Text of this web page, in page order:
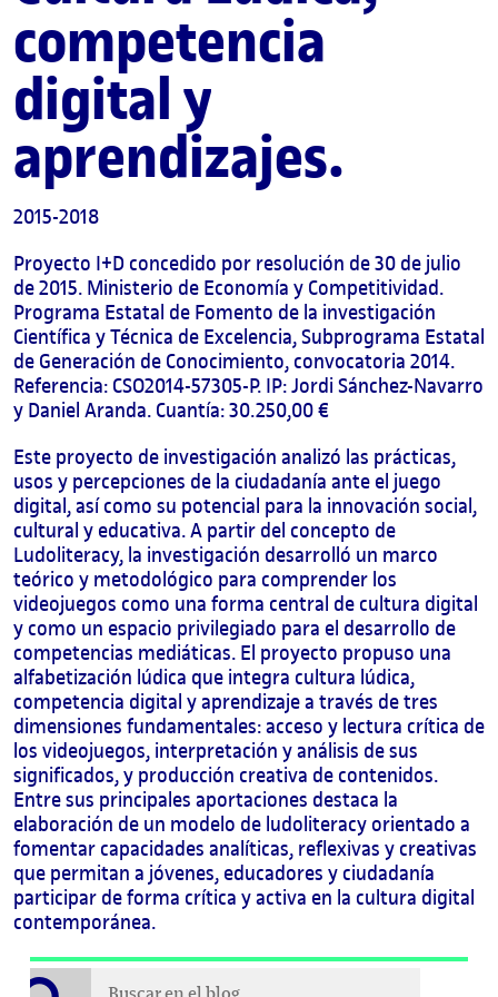
UOC Alumni
UOC Media
ES
competencia
digital y
aprendizajes.
2015-2018
Proyecto I+D concedido por resolución de 30 de julio
de 2015. Ministerio de Economía y Competitividad.
Programa Estatal de Fomento de la investigación
Científica y Técnica de Excelencia, Subprograma Estatal
de Generación de Conocimiento, convocatoria 2014.
Referencia: CSO2014-57305-P. IP: Jordi Sánchez-Navarro
y Daniel Aranda. Cuantía: 30.250,00 €
Este proyecto de investigación analizó las prácticas,
usos y percepciones de la ciudadanía ante el juego
digital, así como su potencial para la innovación social,
cultural y educativa. A partir del concepto de
Ludoliteracy, la investigación desarrolló un marco
teórico y metodológico para comprender los
videojuegos como una forma central de cultura digital
y como un espacio privilegiado para el desarrollo de
competencias mediáticas. El proyecto propuso una
alfabetización lúdica que integra cultura lúdica,
competencia digital y aprendizaje a través de tres
dimensiones fundamentales: acceso y lectura crítica de
los videojuegos, interpretación y análisis de sus
significados, y producción creativa de contenidos.
Entre sus principales aportaciones destaca la
elaboración de un modelo de ludoliteracy orientado a
fomentar capacidades analíticas, reflexivas y creativas
que permitan a jóvenes, educadores y ciudadanía
participar de forma crítica y activa en la cultura digital
contemporánea.
Buscar en el blog